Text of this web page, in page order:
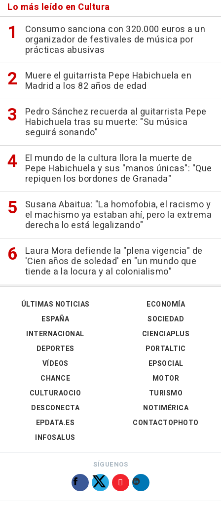
Lo más leído en Cultura
Consumo sanciona con 320.000 euros a un
organizador de festivales de música por
prácticas abusivas
Muere el guitarrista Pepe Habichuela en
Madrid a los 82 años de edad
Pedro Sánchez recuerda al guitarrista Pepe
Habichuela tras su muerte: "Su música
seguirá sonando"
El mundo de la cultura llora la muerte de
Pepe Habichuela y sus "manos únicas": "Que
repiquen los bordones de Granada"
Susana Abaitua: "La homofobia, el racismo y
el machismo ya estaban ahí, pero la extrema
derecha lo está legalizando"
Laura Mora defiende la "plena vigencia" de
'Cien años de soledad' en "un mundo que
tiende a la locura y al colonialismo"
ÚLTIMAS NOTICIAS
ESPAÑA
INTERNACIONAL
DEPORTES
VÍDEOS
ECONOMÍA
SOCIEDAD
CIENCIAPLUS
PORTALTIC
EPSOCIAL
CHANCE
CULTURAOCIO
DESCONECTA
EPDATA.ES
INFOSALUS
MOTOR
TURISMO
NOTIMÉRICA
CONTACTOPHOTO
SÍGUENOS